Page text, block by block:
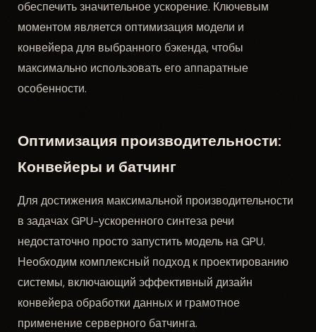
обеспечить значительное ускорение. Ключевым
моментом является оптимизация модели и
конвейера для выбранного бэкенда, чтобы
максимально использовать его аппаратные
особенности.
Оптимизация производительности:
Конвейеры и батчинг
Для достижения максимальной производительности
в задачах GPU-ускоренного синтеза речи
недостаточно просто запустить модель на GPU.
Необходим комплексный подход к проектированию
системы, включающий эффективный дизайн
конвейера обработки данных и грамотное
применение серверного батчинга.